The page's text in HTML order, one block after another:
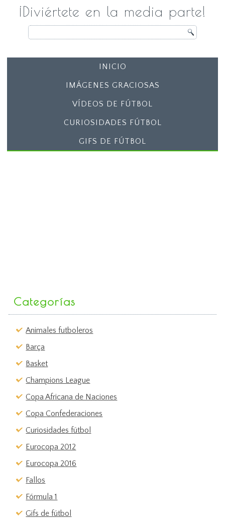
¡Diviértete en la media parte!
INICIO
IMÁGENES GRACIOSAS
VÍDEOS DE FÚTBOL
CURIOSIDADES FÚTBOL
GIFS DE FÚTBOL
Categorías
Animales futboleros
Barça
Basket
Champions League
Copa Africana de Naciones
Copa Confederaciones
Curiosidades fútbol
Eurocopa 2012
Eurocopa 2016
Fallos
Fórmula 1
Gifs de fútbol